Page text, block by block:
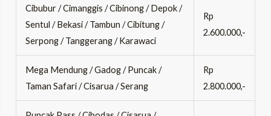
Cibubur / Cimanggis / Cibinong / Depok /
Sentul / Bekasi / Tambun / Cibitung /
Serpong / Tanggerang / Karawaci
Rp
2.600.000,-
Mega Mendung / Gadog / Puncak /
Taman Safari / Cisarua / Serang
Rp
2.800.000,-